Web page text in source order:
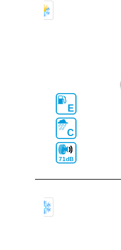
E
C
71dB